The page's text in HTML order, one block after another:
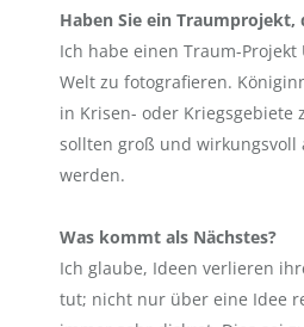
Haben Sie ein Traumprojekt,
Ich habe einen Traum-
Welt zu fotografieren.
in Krisen- oder Kriegsgebiete
sollten groß und wirkungsvoll
werden.
Was kommt als Nächstes?
Ich glaube, Ideen verlieren
tut; nicht nur über eine Idee